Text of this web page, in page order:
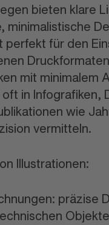
bieten klare
minimalistische
perfekt für den
Druck
mit minimalem
in Infografiken,
wie
vermitteln.
Illustrationen:
präzise